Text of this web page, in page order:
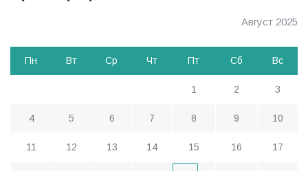
с
Август 2025
Пн Вт Ср Чт Пт Сб Вс
1 2 3
4 5 6 7 8 9 10
11 12 13 14 15 16 17